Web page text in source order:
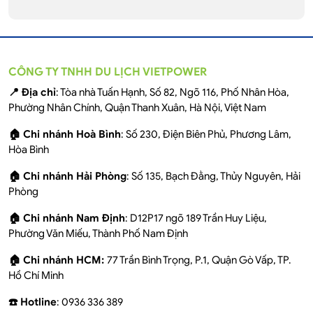
CÔNG TY TNHH DU LỊCH VIETPOWER
📍 Địa chỉ: Tòa nhà Tuấn Hạnh, Số 82, Ngõ 116, Phố Nhân Hòa,
Phường Nhân Chính, Quận Thanh Xuân, Hà Nội, Việt Nam
🏠 Chi nhánh Hoà Bình: Số 230, Điện Biên Phủ, Phương Lâm,
Hòa Bình
🏠 Chi nhánh Hải Phòng: Số 135, Bạch Đằng, Thủy Nguyên, Hải
Phòng
🏠 Chi nhánh Nam Định: D12P17 ngõ 189 Trần Huy Liệu,
Phường Văn Miếu, Thành Phố Nam Định
🏠 Chi nhánh HCM: 77 Trần Bình Trọng, P.1, Quận Gò Vấp, TP.
Hồ Chí Minh
☎️ Hotline: 0936 336 389